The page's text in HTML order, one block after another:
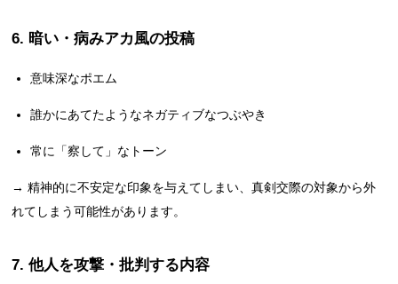
6. 暗い・病みアカ風の投稿
意味深なポエム
誰かにあてたようなネガティブなつぶやき
常に「察して」なトーン
→ 精神的に不安定な印象を与えてしまい、真剣交際の対象から外
れてしまう可能性があります。
7. 他人を攻撃・批判する内容